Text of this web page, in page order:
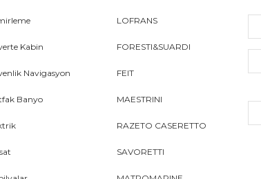
Kabin
Navigasyon
Banyo
LOFRANS
FORESTI&SUARDI
FEIT
MAESTRINI
RAZETO CASERETTO
SAVORETTI